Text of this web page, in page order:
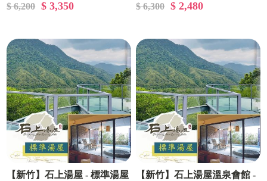
$ 6,200
$ 3,350
$ 6,300
$ 2,480
【新竹】石上湯屋 - 標準湯屋
【新竹】石上湯屋溫泉會館 -